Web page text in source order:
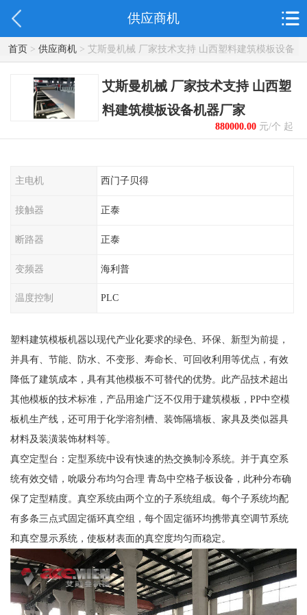
供应商机
首页> 供应商机> 艾斯曼机械 厂家技术支持 山西塑料建筑模板设备
机器厂家
艾斯曼机械 厂家技术支持 山西塑
料建筑模板设备机器厂家
880000.00元/个 起
主电机 西门子贝得
接触器 正泰
断路器 正泰
变频器 海利普
温度控制 PLC
塑料建筑模板机器以现代产业化要求的绿色、环保、新型为前提，
并具有、节能、防水、不变形、寿命长、可回收利用等优点，有效
降低了建筑成本，具有其他模板不可替代的优势。此产品技术超出
其他模板的技术标准，产品用途广泛不仅用于建筑模板，PP中空模
板机生产线，还可用于化学溶剂槽、装饰隔墙板、家具及类似器具
材料及装潢装饰材料等。
真空定型台：定型系统中设有快速的热交换制冷系统。并于真空系
统有效交错，吮吸分布均匀合理 青岛中空格子板设备，此种分布确
保了定型精度。真空系统由两个立的子系统组成。每个子系统均配
有多条三点式固定循环真空组，每个固定循环均携带真空调节系统
和真空显示系统，使板材表面的真空度均匀而稳定。